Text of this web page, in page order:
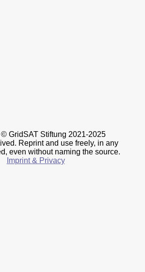
GridSAT Stiftung 2021-2025
Reprint and use freely, in any
even without naming the source.
Imprint & Privacy